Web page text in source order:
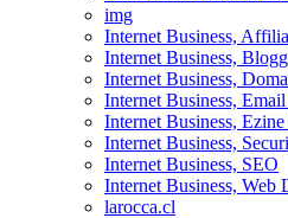
img
Internet Business,
Internet Business,
Internet Business,
Internet Business,
Internet Business,
Internet Business,
Internet Business, SEO
Internet Business, Web
larocca.cl